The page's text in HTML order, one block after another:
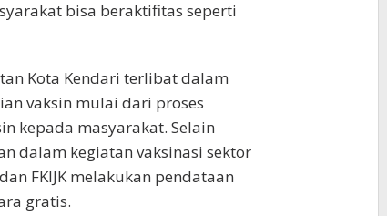
bisa beraktifitas seperti
Kota Kendari terlibat dalam
vaksin mulai dari proses
kepada masyarakat. Selain
dalam kegiatan vaksinasi sektor
FKIJK melakukan pendataan
gratis.